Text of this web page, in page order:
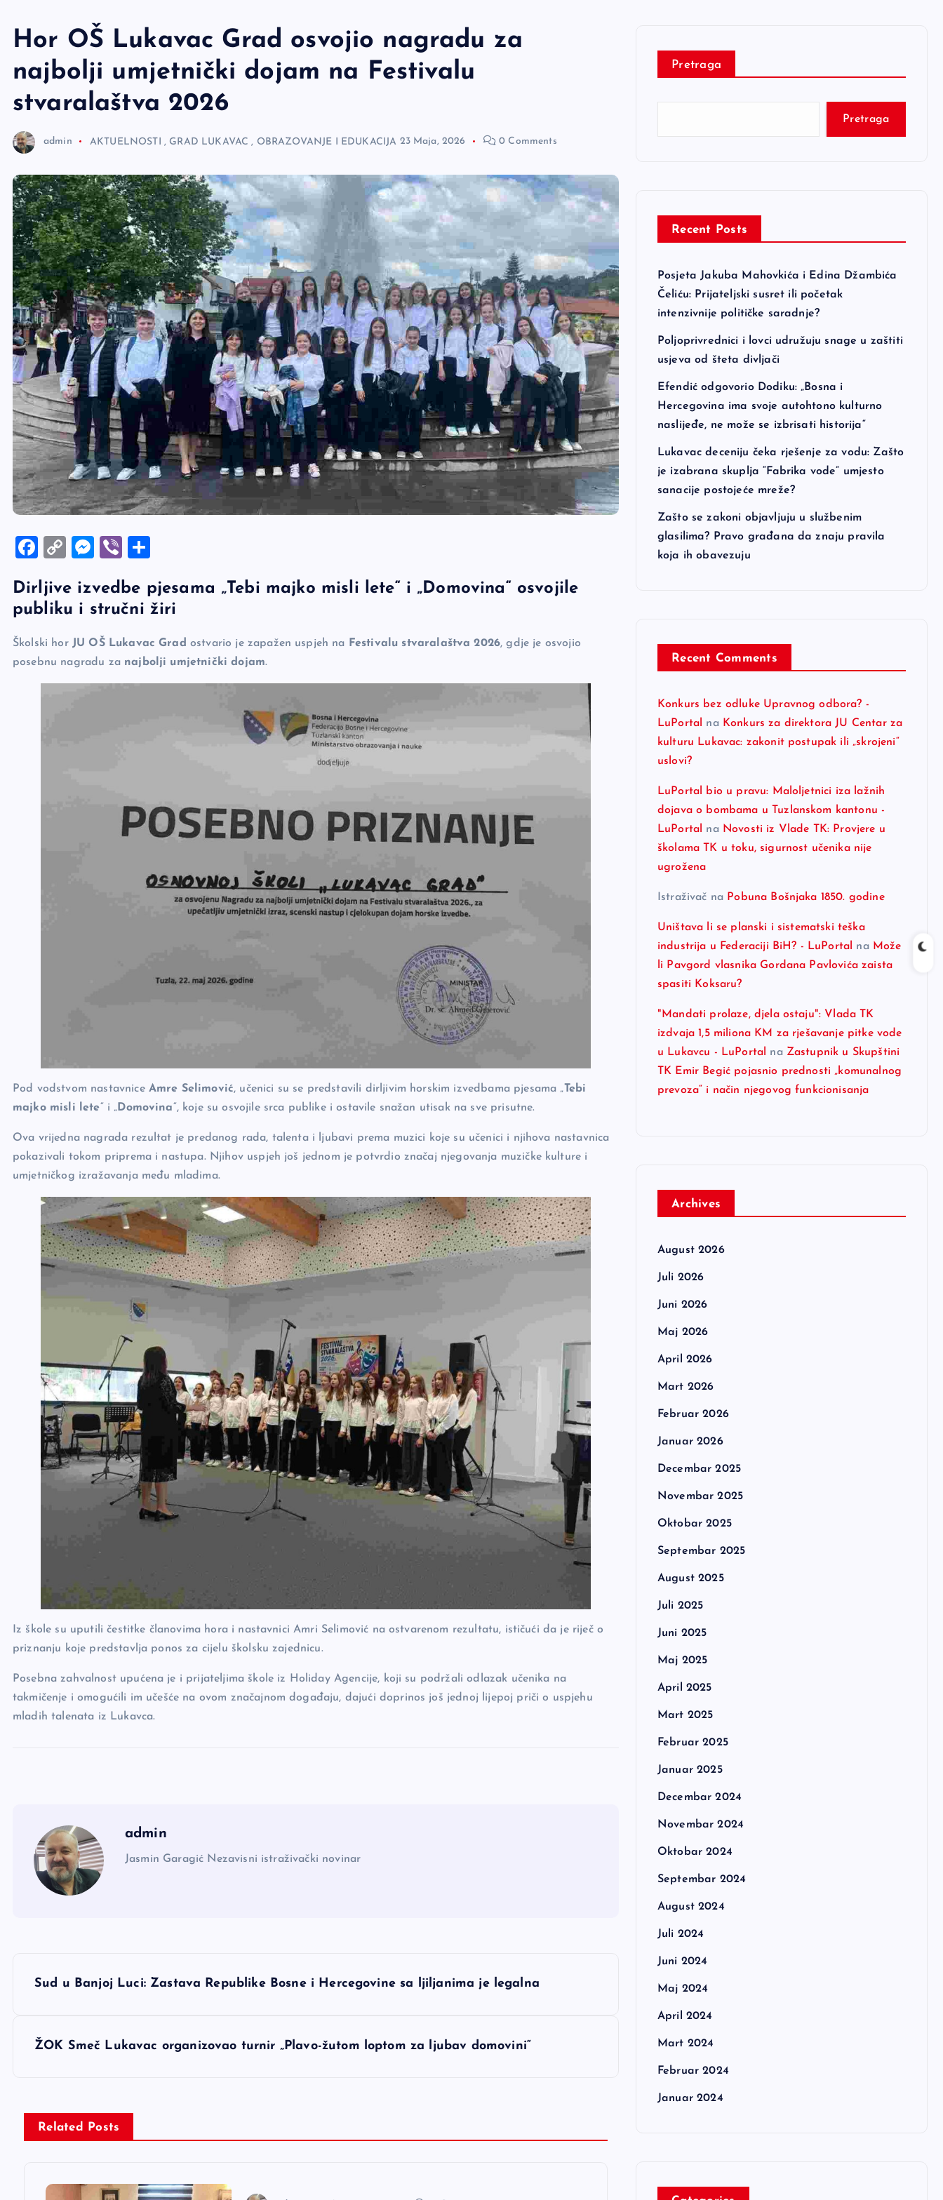
Hor OŠ Lukavac Grad osvojio nagradu za
najbolji umjetnički dojam na Festivalu
stvaralaštva 2026
admin AKTUELNOSTI , GRAD LUKAVAC , OBRAZOVANJE I EDUKACIJA 23 Maja, 2026 0 Comments
F
c
e
b
o
o
C
p
y
Li
n
k
M
se
n
g
er
Vi
er ar
e
Dirljive izvedbe pjesama „Tebi majko misli lete“ i „Domovina“ osvojile
publiku i stručni žiri
Školski hor JU OŠ Lukavac Grad ostvario je zapažen uspjeh na Festivalu stvaralaštva 2026, gdje je osvojio
posebnu nagradu za najbolji umjetnički dojam.
Pod vodstvom nastavnice Amre Selimović, učenici su se predstavili dirljivim horskim izvedbama pjesama „Tebi
majko misli lete“ i „Domovina“, koje su osvojile srca publike i ostavile snažan utisak na sve prisutne.
Ova vrijedna nagrada rezultat je predanog rada, talenta i ljubavi prema muzici koje su učenici i njihova nastavnica
pokazivali tokom priprema i nastupa. Njihov uspjeh još jednom je potvrdio značaj njegovanja muzičke kulture i
umjetničkog izražavanja među mladima.
Iz škole su uputili čestitke članovima hora i nastavnici Amri Selimović na ostvarenom rezultatu, ističući da je riječ o
priznanju koje predstavlja ponos za cijelu školsku zajednicu.
Posebna zahvalnost upućena je i prijateljima škole iz Holiday Agencije, koji su podržali odlazak učenika na
takmičenje i omogućili im učešće na ovom značajnom događaju, dajući doprinos još jednoj lijepoj priči o uspjehu
mladih talenata iz Lukavca.
admin
Jasmin Garagić Nezavisni istraživački novinar
NSud u Banjoj Luci: Zastava Republike Bosne i Hercegovine sa ljiljanima je legalna
ŽOK Smeč Lukavac organizovao turnir „Plavo-žutom loptom za ljubav domovini“
Related Posts
Pretraga
Pretraga
Recent Posts
Posjeta Jakuba Mahovkića i Edina Džambića
Čeliću: Prijateljski susret ili početak
intenzivnije političke saradnje?
Poljoprivrednici i lovci udružuju snage u zaštiti
usjeva od šteta divljači
Efendić odgovorio Dodiku: „Bosna i
Hercegovina ima svoje autohtono kulturno
naslijeđe, ne može se izbrisati historija“
Lukavac deceniju čeka rješenje za vodu: Zašto
je izabrana skuplja “Fabrika vode” umjesto
sanacije postojeće mreže?
Zašto se zakoni objavljuju u službenim
glasilima? Pravo građana da znaju pravila
koja ih obavezuju
Recent Comments
Konkurs bez odluke Upravnog odbora? -
LuPortal
na Konkurs za direktora JU Centar za
kulturu Lukavac: zakonit postupak ili „skrojeni“
uslovi?
LuPortal bio u pravu: Maloljetnici iza lažnih
dojava o bombama u Tuzlanskom kantonu -
LuPortal
na Novosti iz Vlade TK: Provjere u
školama TK u toku, sigurnost učenika nije
ugrožena
Istraživač na Pobuna Bošnjaka 1850. godine
Uništava li se planski i sistematski teška
industrija u Federaciji BiH? - LuPortal
na Može
li Pavgord vlasnika Gordana Pavlovića zaista
spasiti Koksaru?
"Mandati prolaze, djela ostaju": Vlada TK
izdvaja 1,5 miliona KM za rješavanje pitke vode
u Lukavcu - LuPortal
na Zastupnik u Skupštini
TK Emir Begić pojasnio prednosti „komunalnog
prevoza“ i način njegovog funkcionisanja
Archives
August 2026
Juli 2026
Juni 2026
Maj 2026
April 2026
Mart 2026
Februar 2026
Januar 2026
Decembar 2025
Novembar 2025
Oktobar 2025
Septembar 2025
August 2025
Juli 2025
Juni 2025
Maj 2025
April 2025
Mart 2025
Februar 2025
Januar 2025
Decembar 2024
Novembar 2024
Oktobar 2024
Septembar 2024
August 2024
Juli 2024
Juni 2024
Maj 2024
April 2024
Mart 2024
Februar 2024
Januar 2024